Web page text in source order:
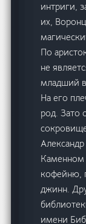
интриги,
их,
По
не
младший
На его
род. Зато
Каменном
кофейню,
джинн.
имени